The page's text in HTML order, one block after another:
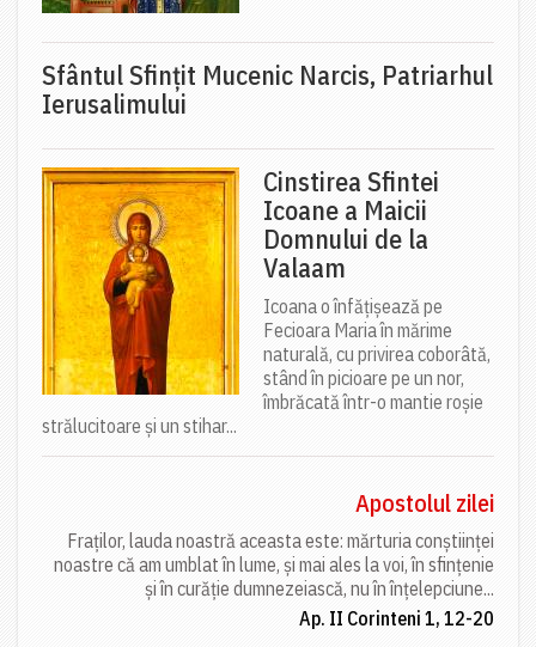
Sfântul Sfinţit Mucenic Narcis, Patriarhul
Ierusalimului
Cinstirea Sfintei
Icoane a Maicii
Domnului de la
Valaam
Icoana o înfățișează pe
Fecioara Maria în mărime
naturală, cu privirea coborâtă,
stând în picioare pe un nor,
îmbrăcată într-o mantie roșie
strălucitoare și un stihar...
Apostolul zilei
Fraților, lauda noastră aceasta este: mărturia conștiinței
noastre că am umblat în lume, și mai ales la voi, în sfințenie
și în curăție dumnezeiască, nu în înțelepciune...
Ap. II Corinteni 1, 12-20